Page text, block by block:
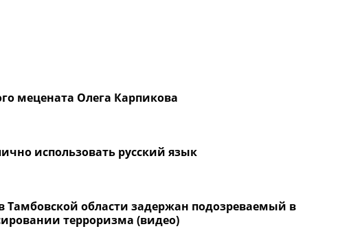
мецената Олега Карпикова
использовать русский язык
Тамбовской области задержан подозреваемый в
терроризма (видео)